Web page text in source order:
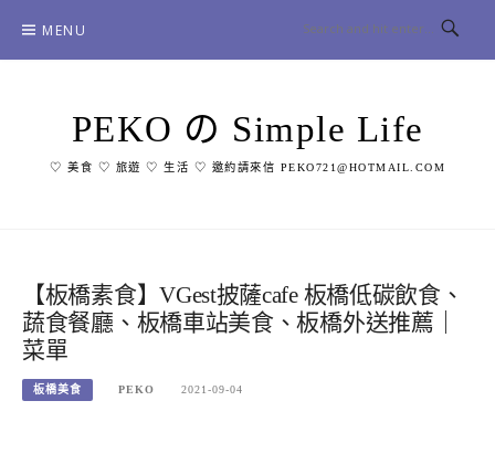
content
MENU
PEKO の Simple Life
♡ 美食 ♡ 旅遊 ♡ 生活 ♡ 邀約請來信 PEKO721@HOTMAIL.COM
【板橋素食】VGest披薩cafe 板橋低碳飲食、
蔬食餐廳、板橋車站美食、板橋外送推薦｜
菜單
板橋美食 PEKO 2021-09-04